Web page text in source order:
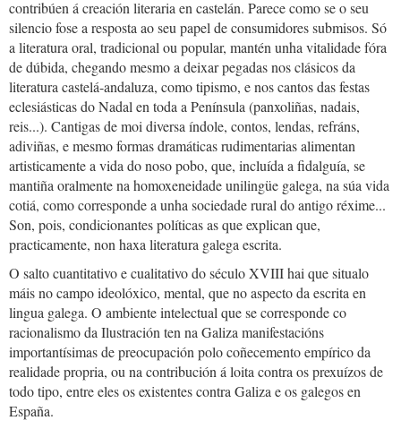
contribúen á creación literaria en castelán. Parece como se o seu
silencio fose a resposta ao seu papel de consumidores submisos. Só
a literatura oral, tradicional ou popular, mantén unha vitalidade fóra
de dúbida, chegando mesmo a deixar pegadas nos clásicos da
literatura castelá-andaluza, como tipismo, e nos cantos das festas
eclesiásticas do Nadal en toda a Península (panxoliñas, nadais,
reis...). Cantigas de moi diversa índole, contos, lendas, refráns,
adiviñas, e mesmo formas dramáticas rudimentarias alimentan
artisticamente a vida do noso pobo, que, incluída a fidalguía, se
mantiña oralmente na homoxeneidade unilingüe galega, na súa vida
cotiá, como corresponde a unha sociedade rural do antigo réxime...
Son, pois, condicionantes políticas as que explican que,
practicamente, non haxa literatura galega escrita.
O salto cuantitativo e cualitativo do século XVIII hai que situalo
máis no campo ideolóxico, mental, que no aspecto da escrita en
lingua galega. O ambiente intelectual que se corresponde co
racionalismo da Ilustración ten na Galiza manifestacións
importantísimas de preocupación polo coñecemento empírico da
realidade propria, ou na contribución á loita contra os prexuízos de
todo tipo, entre eles os existentes contra Galiza e os galegos en
España.